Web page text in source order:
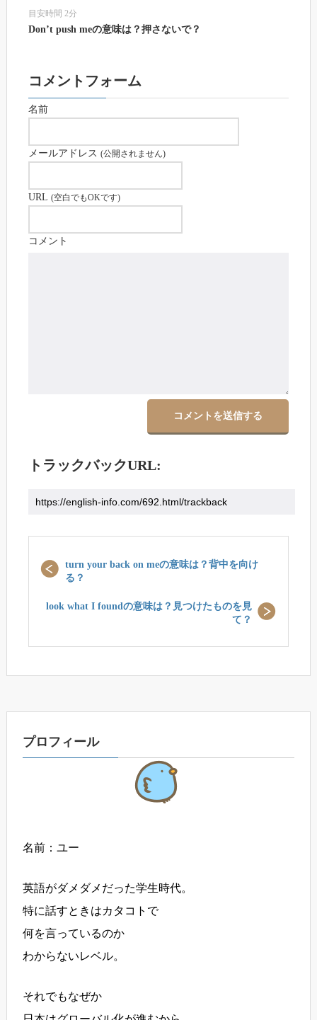
目安時間 2分
Don’t push meの意味は？押さないで？
コメントフォーム
名前
メールアドレス (公開されません)
URL (空白でもOKです)
コメント
トラックバックURL:
turn your back on meの意味は？背中を向け
る？
look what I foundの意味は？見つけたものを見
て？
プロフィール
名前：ユー
英語がダメダメだった学生時代。
特に話すときはカタコトで
何を言っているのか
わからないレベル。
それでもなぜか